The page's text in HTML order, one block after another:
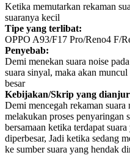
Ketika memutarkan rekaman
suaranya kecil
Tipe yang terlibat:
OPPO A93/F17 Pro/Reno4 F/
Penyebab:
Demi menekan suara noise
suara sinyal, maka akan
besar
Kebijakan/Skrip yang
Demi mencegah rekaman
melakukan proses penyaringan
bersamaan ketika terdapat
diperbesar, Jadi ketika sedang
ke sumber suara yang hendak